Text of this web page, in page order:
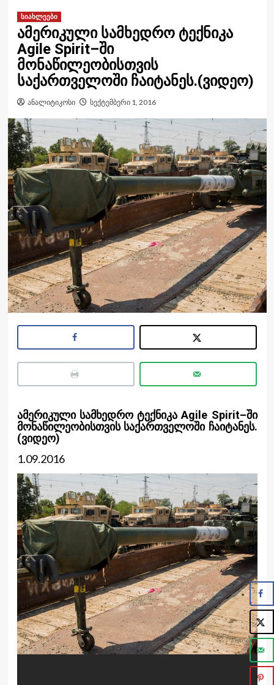
სიახლეები
ამერიკული სამხედრო ტექნიკა
Agile Spirit–ში
მონაწილეობისთვის
საქართველოში ჩაიტანეს.(ვიდეო)
ანალიტიკოსი სექტემბერი 1, 2016
ამერიკული სამხედრო ტექნიკა Agile Spirit–ში
მონაწილეობისთვის საქართველოში ჩაიტანეს.
(ვიდეო)
1.09.2016